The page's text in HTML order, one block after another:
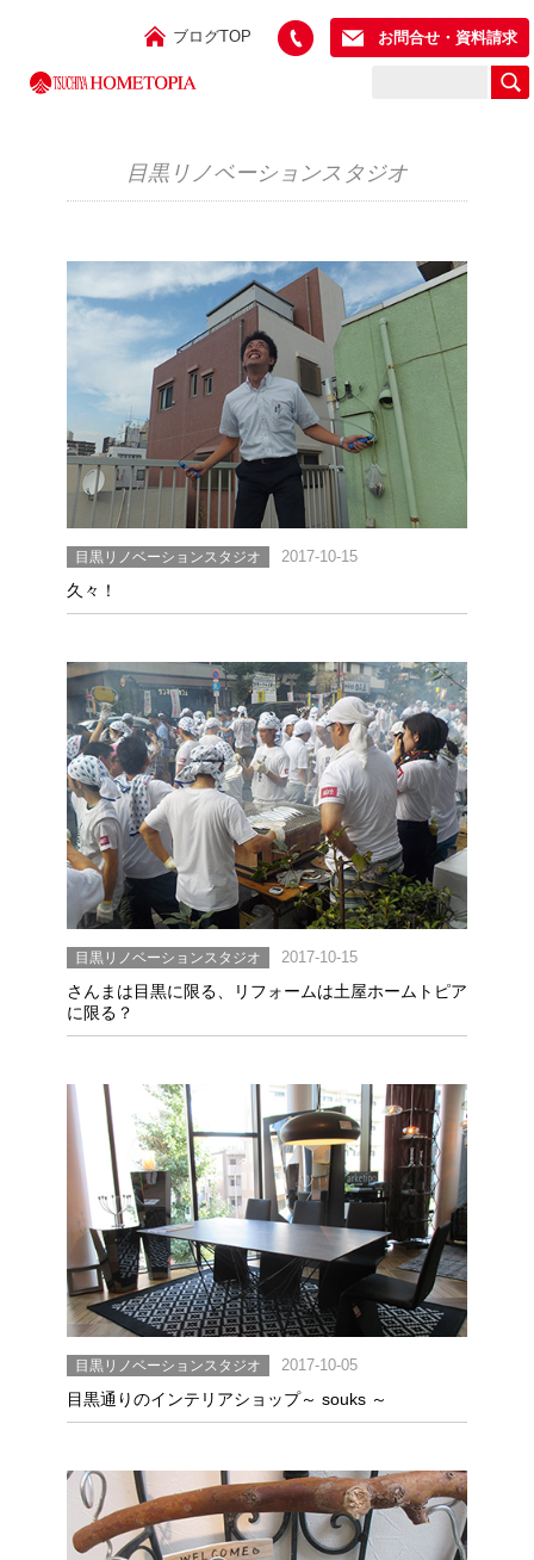
ブログTOP お問合せ・資料請求
目黒リノベーションスタジオ
目黒リノベーションスタジオ 2017-10-15
久々！
目黒リノベーションスタジオ 2017-10-15
さんまは目黒に限る、リフォームは土屋ホームトピア
に限る？
目黒リノベーションスタジオ 2017-10-05
目黒通りのインテリアショップ～ souks ～